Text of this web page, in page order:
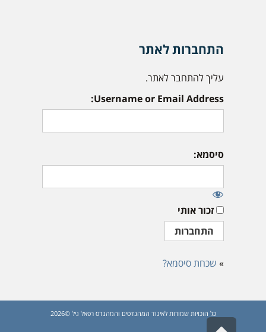
התחברות לאתר
עליך להתחבר לאתר.
Username or Email Address:
סיסמא:
זכור אותי
» שכחת סיסמא?
כל הזכויות שמורות לאיגוד המהנדסים והמהנדס רפאל גיל ©2026